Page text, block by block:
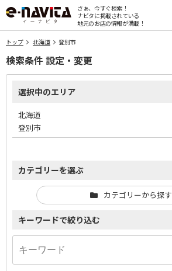
さぁ、今すぐ検索！
ナビタに掲載されている
地元のお店の情報が満載！
トップ 北海道 登別市
検索条件 設定・変更
選択中のエリア
北海道
登別市
カテゴリーを選ぶ
カテゴリーから探す
キーワードで絞り込む